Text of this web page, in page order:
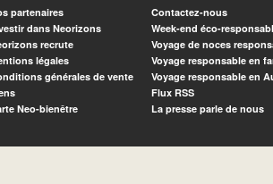
partenaires
dans Neorizons
recrute
légales
générales de vente
Neo-bienêtre
Contactez-nous
Week-end éco-
Voyage de noces
Voyage responsable en
Voyage responsable en
Flux RSS
La presse parle de nous